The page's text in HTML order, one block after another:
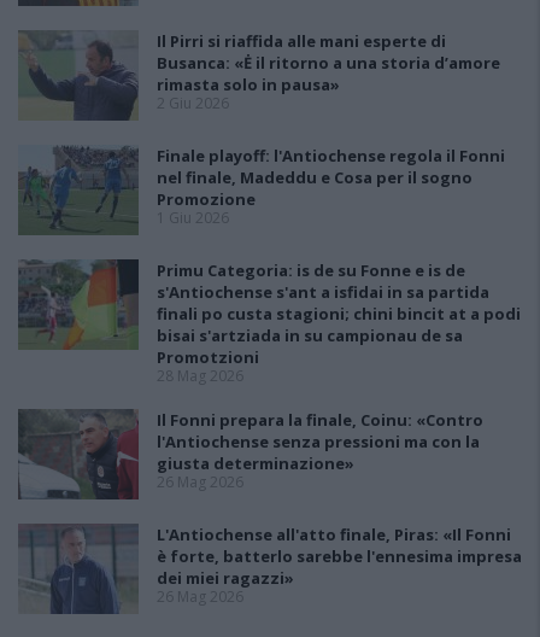
Il Pirri si riaffida alle mani esperte di
Busanca: «Ė il ritorno a una storia d’amore
rimasta solo in pausa»
2 Giu 2026
Finale playoff: l'Antiochense regola il Fonni
nel finale, Madeddu e Cosa per il sogno
Promozione
1 Giu 2026
Primu Categoria: is de su Fonne e is de
s'Antiochense s'ant a isfidai in sa partida
finali po custa stagioni; chini bincit at a podi
bisai s'artziada in su campionau de sa
Promotzioni
28 Mag 2026
Il Fonni prepara la finale, Coinu: «Contro
l'Antiochense senza pressioni ma con la
giusta determinazione»
26 Mag 2026
L'Antiochense all'atto finale, Piras: «Il Fonni
è forte, batterlo sarebbe l'ennesima impresa
dei miei ragazzi»
26 Mag 2026